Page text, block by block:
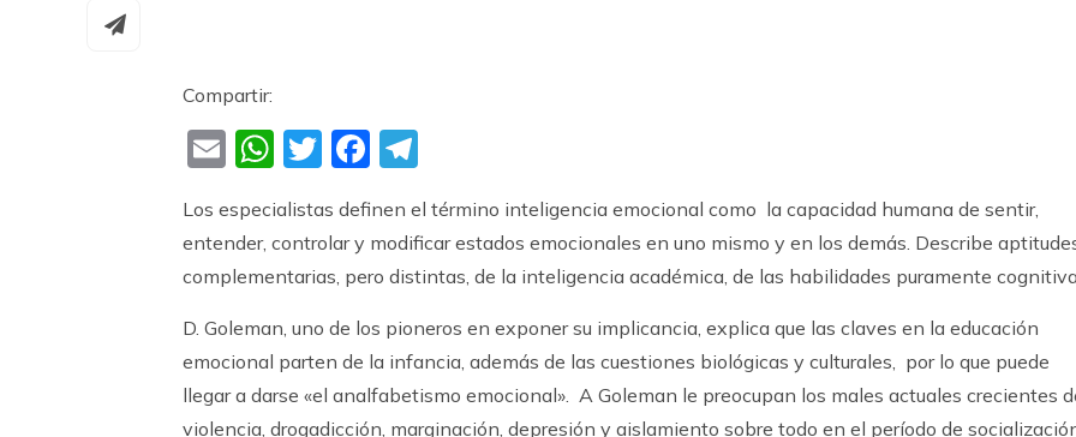
Compartir:
EmailWhatsApp
TwitterFacebook
Los especialistas definen el término inteligencia emocional como la capacidad humana de sentir,
entender, controlar y modificar estados emocionales en uno mismo y en los demás. Describe
complementarias, pero distintas, de la inteligencia académica, de las habilidades puramente
D. Goleman, uno de los pioneros en exponer su implicancia, explica que las claves en la educación
emocional parten de la infancia, además de las cuestiones biológicas y culturales, por lo que puede
llegar a darse «el analfabetismo emocional». A Goleman le preocupan los males actuales crecientes
violencia, drogadicción, marginación, depresión y aislamiento sobre todo en el período de